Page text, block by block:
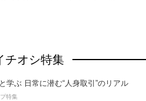
チオシ特集
学ぶ 日常に潜む“人身取引”のリアル
特集